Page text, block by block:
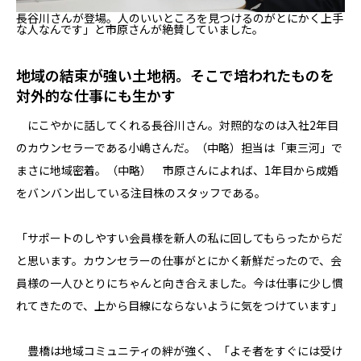
長谷川さんが登場。人のいいところを見つけるのがとにかく上手
な人なんです」と市原さんが絶賛していました。
地域の結束が強い土地柄。そこで培われたものを
対外的な仕事にも生かす
にこやかに話してくれる長谷川さん。対照的なのは入社2年目
のカウンセラーである小嶋さんだ。（中略）担当は「東三河」で
まさに地域密着。（中略） 市原さんによれば、1年目から成婚
をバンバン出している注目株のスタッフである。
「サポートのしやすい会員様を新人の私に回してもらったからだ
と思います。カウンセラーの仕事がとにかく新鮮だったので、会
員様の一人ひとりにちゃんと向き合えました。今は仕事に少し慣
れてきたので、上から目線にならないように気をつけています」
豊橋は地域コミュニティの絆が強く、「よそ者をすぐには受け